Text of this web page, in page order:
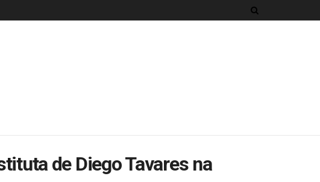
de Diego Tavares na